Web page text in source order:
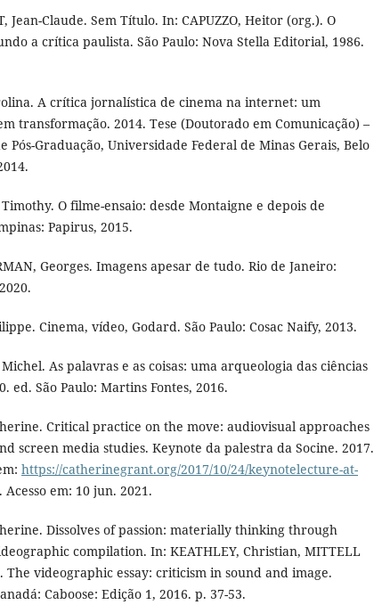
Jean-Claude. Sem Título. In: CAPUZZO, Heitor (org.). O
a crítica paulista. São Paulo: Nova Stella Editorial, 1986.
A crítica jornalística de cinema na internet: um
transformação. 2014. Tese (Doutorado em Comunicação) –
Pós-Graduação, Universidade Federal de Minas Gerais, Belo
Timothy. O filme-ensaio: desde Montaigne e depois de
Papirus, 2015.
Georges. Imagens apesar de tudo. Rio de Janeiro:
Cinema, vídeo, Godard. São Paulo: Cosac Naify, 2013.
Michel. As palavras e as coisas: uma arqueologia das ciências
ed. São Paulo: Martins Fontes, 2016.
Critical practice on the move: audiovisual approaches
screen media studies. Keynote da palestra da Socine. 2017.
https://catherinegrant.org/2017/10/24/keynotelecture-at-
. Acesso em: 10 jun. 2021.
Dissolves of passion: materially thinking through
compilation. In: KEATHLEY, Christian, MITTELL
The videographic essay: criticism in sound and image.
Caboose: Edição 1, 2016. p. 37-53.